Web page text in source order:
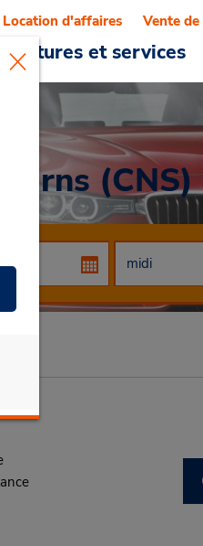
Voitures et services
Location d'affaires Vente
(CNS)